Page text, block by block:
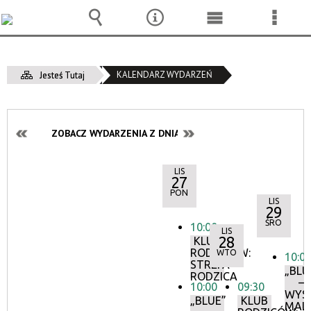
Jesteś Tutaj KALENDARZ WYDARZEŃ
ZOBACZ WYDARZENIA Z DNIA:
LIS
27
PON
10:00
KLUB
RODZICÓW:
STREFA
RODZICA
10:00
„BLUE”
LIS
28
WTO
09:30
KLUB
LIS
29
ŚRO
10:00
–
Wyszukiwarka
NarzędziaMenu
Menu